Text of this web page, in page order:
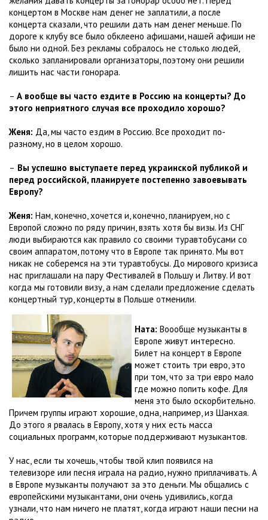
концертом в Москве нам денег не заплатили, а после
концерта сказали, что решили дать нам денег меньше. По
дороге к клубу все было обклеено афишами, нашей афиши не
было ни одной. Без рекламы собралось не столько людей,
сколько запланировали организаторы, поэтому они решили
лишить нас части гонорара.
– А вообще вы часто ездите в Россию на концерты? До
этого неприятного случая все проходило хорошо?
Женя: Да, мы часто ездим в Россию. Все проходит по-
разному, но в целом хорошо.
– Вы успешно выступаете перед украинской публикой и
перед российской, планируете постепенно завоевывать
Европу?
Женя: Нам, конечно, хочется и, конечно, планируем, но с
Европой сложно по ряду причин, взять хотя бы визы. Из СНГ
люди выбираются как правило со своими туравтобусами со
своим аппаратом, потому что в Европе так принято. Мы вот
никак не соберемся на эти туравтобусы. До мирового кризиса
нас приглашали на пару Фестивалей в Польшу и Литву. И вот
когда мы готовили визу, а нам сделали предложение сделать
концертный тур, концерты в Польше отменили.
Ната: Воообще музыканты в
Европе живут интересно.
Билет на концерт в Европе
может стоить три евро, это
при том, что за три евро мало
где можно попить кофе. Для
меня это было оскорбительно.
Причем группы играют хорошие, одна, например, из Шанхая.
До этого я рвалась в Европу, хотя у них есть масса
социальных программ, которые поддерживают музыкантов.
У нас, если ты хочешь, чтобы твой клип появился на
телевизоре или песня играла на радио, нужно приплачивать. А
в Европе музыканты получают за это деньги. Мы общались с
европейскими музыкантами, они очень удивились, когда
узнали, что нам ничего не платят, когда играют наши песни на